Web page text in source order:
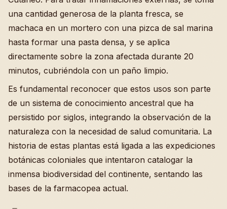
una cantidad generosa de la planta fresca, se
machaca en un mortero con una pizca de sal marina
hasta formar una pasta densa, y se aplica
directamente sobre la zona afectada durante 20
minutos, cubriéndola con un paño limpio.
Es fundamental reconocer que estos usos son parte
de un sistema de conocimiento ancestral que ha
persistido por siglos, integrando la observación de la
naturaleza con la necesidad de salud comunitaria. La
historia de estas plantas está ligada a las expediciones
botánicas coloniales que intentaron catalogar la
inmensa biodiversidad del continente, sentando las
bases de la farmacopea actual.